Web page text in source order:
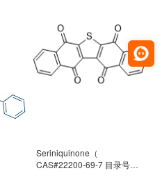
Seriniquinone（
CAS#22200-69-7 目录号